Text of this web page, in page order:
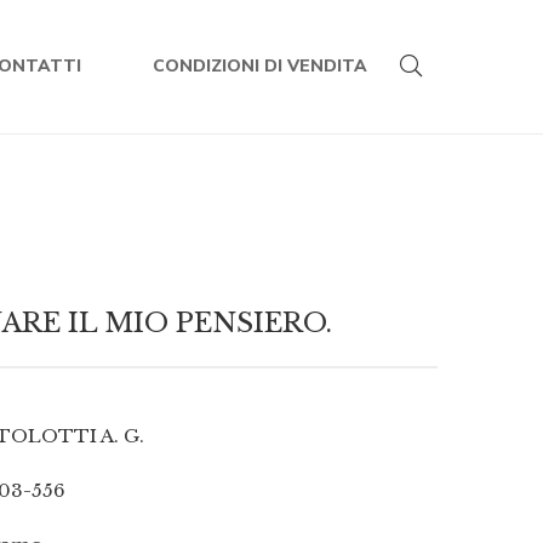
CONDIZIONI DI VENDITA
IL MIO PENSIERO.
A. G.
556